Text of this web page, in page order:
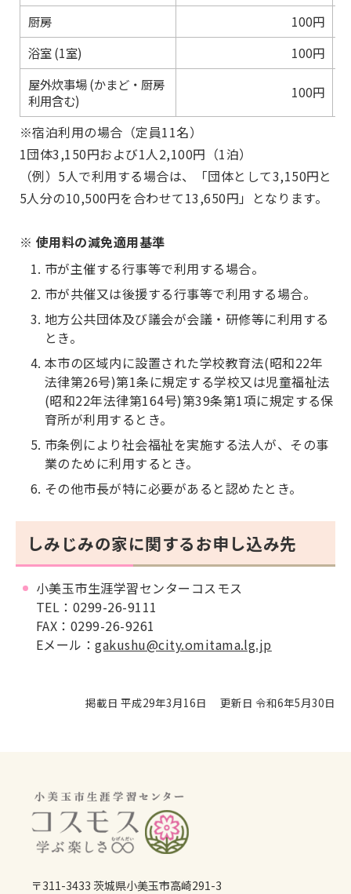
厨房
100円
浴室 (1室)
100円
屋外炊事場 (かまど・厨房
利用含む)
100円
※宿泊利用の場合（定員11名）
1団体3,150円および1人2,100円（1泊）
（例）5人で利用する場合は、「団体として3,150円と
5人分の10,500円を合わせて13,650円」となります。
※ 使用料の減免適用基準
市が主催する行事等で利用する場合。
市が共催又は後援する行事等で利用する場合。
地方公共団体及び議会が会議・研修等に利用する
とき。
本市の区域内に設置された学校教育法(昭和22年
法律第26号)第1条に規定する学校又は児童福祉法
(昭和22年法律第164号)第39条第1項に規定する保
育所が利用するとき。
市条例により社会福祉を実施する法人が、その事
業のために利用するとき。
その他市長が特に必要があると認めたとき。
しみじみの家に関するお申し込み先
小美玉市生涯学習センターコスモス
TEL：0299-26-9111
FAX：0299-26-9261
Eメール：gakushu@city.omitama.lg.jp
掲載日 平成29年3月16日 更新日 令和6年5月30日
〒311-3433 茨城県小美玉市高崎291-3